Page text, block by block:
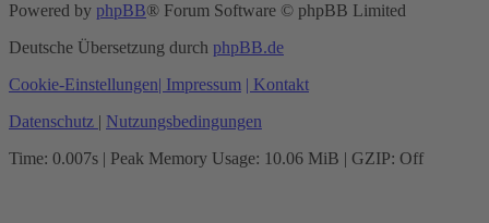
Powered by phpBB® Forum Software © phpBB Limited
Deutsche Übersetzung durch phpBB.de
Cookie-Einstellungen| Impressum | Kontakt
Datenschutz | Nutzungsbedingungen
Time: 0.007s | Peak Memory Usage: 10.06 MiB | GZIP: Off